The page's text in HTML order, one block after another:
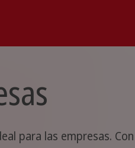
para las empresas.